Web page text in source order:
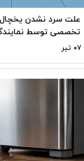
علت سرد نشدن
تخصصی توسط
۰۷ تیر